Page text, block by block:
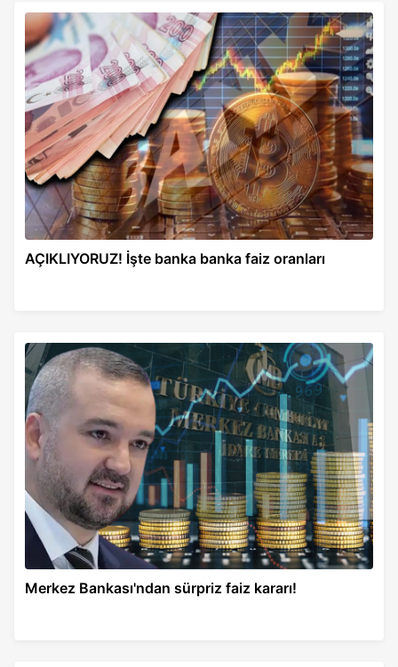
AÇIKLIYORUZ! İşte banka banka faiz oranları
Merkez Bankası'ndan sürpriz faiz kararı!